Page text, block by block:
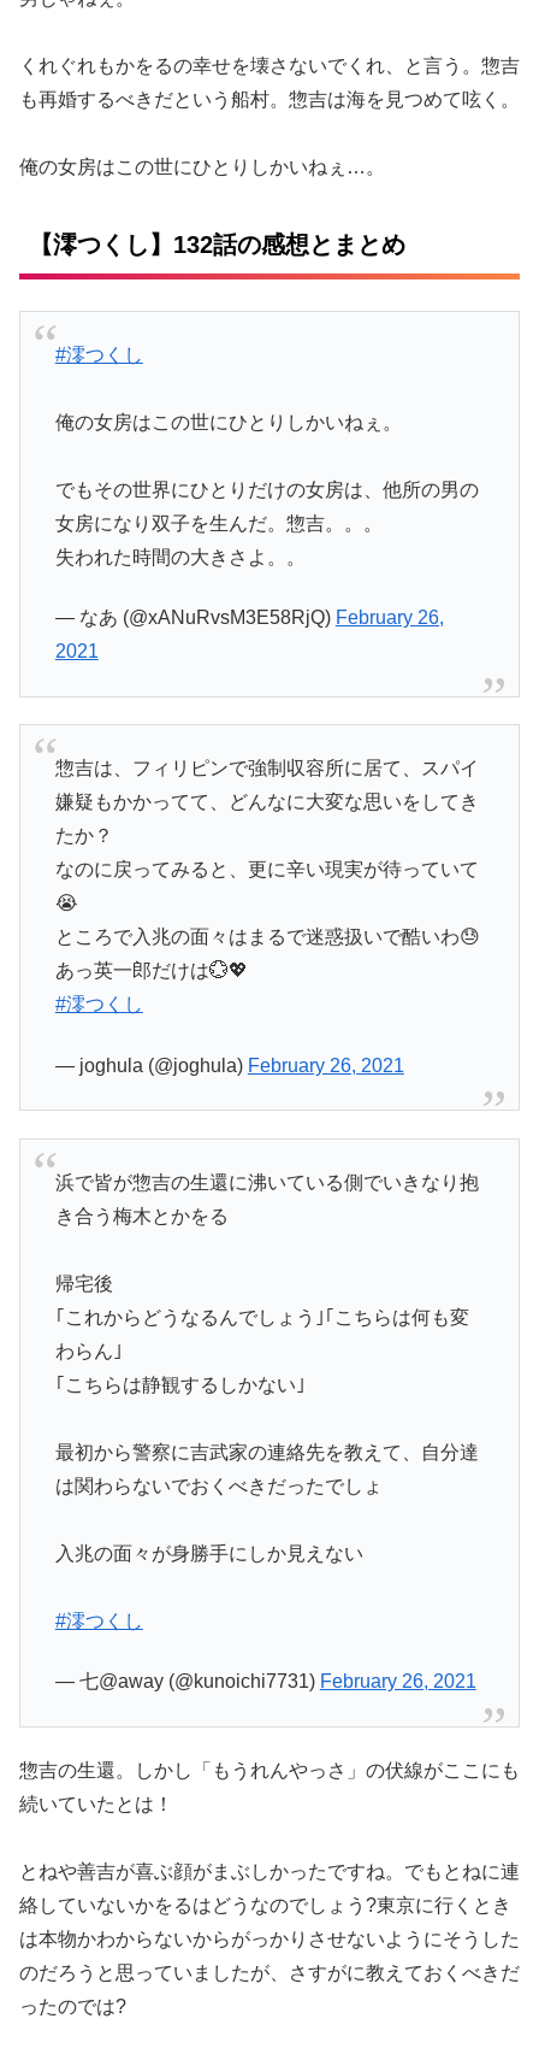
くれぐれもかをるの幸せを壊さないでくれ、と言う。惣吉
も再婚するべきだという船村。惣吉は海を見つめて呟く。
俺の女房はこの世にひとりしかいねぇ…。
【澪つくし】132話の感想とまとめ
#澪つくし
俺の女房はこの世にひとりしかいねぇ。
でもその世界にひとりだけの女房は、他所の男の
女房になり双子を生んだ。惣吉。。。
失われた時間の大きさよ。。
— なあ (@xANuRvsM3E58RjQ) February 26,
2021
惣吉は、フィリピンで強制収容所に居て、スパイ
嫌疑もかかってて、どんなに大変な思いをしてき
たか？
なのに戻ってみると、更に辛い現実が待っていて
😭
ところで入兆の面々はまるで迷惑扱いで酷いわ😓
あっ英一郎だけは💮💖
#澪つくし
— joghula (@joghula) February 26, 2021
浜で皆が惣吉の生還に沸いている側でいきなり抱
き合う梅木とかをる
帰宅後
｢これからどうなるんでしょう｣｢こちらは何も変
わらん｣
｢こちらは静観するしかない｣
最初から警察に吉武家の連絡先を教えて、自分達
は関わらないでおくべきだったでしょ
入兆の面々が身勝手にしか見えない
#澪つくし
— 七@away (@kunoichi7731) February 26, 2021
惣吉の生還。しかし「もうれんやっさ」の伏線がここにも
続いていたとは！
とねや善吉が喜ぶ顔がまぶしかったですね。でもとねに連
絡していないかをるはどうなのでしょう?東京に行くとき
は本物かわからないからがっかりさせないようにそうした
のだろうと思っていましたが、さすがに教えておくべきだ
ったのでは?